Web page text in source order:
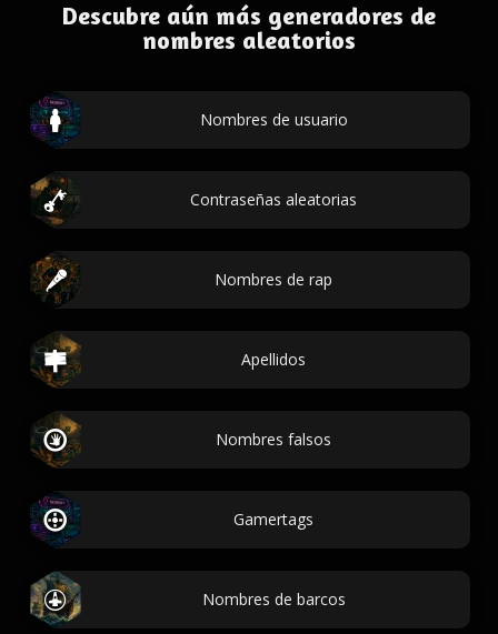
Descubre aún más generadores de
nombres aleatorios
Nombres de usuario
Contraseñas aleatorias
Nombres de rap
Apellidos
Nombres falsos
Gamertags
Nombres de barcos